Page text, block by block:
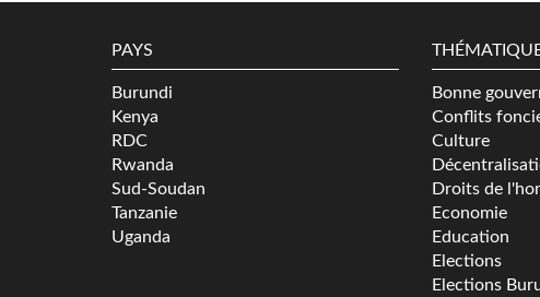
PAYS
Burundi
Kenya
RDC
Rwanda
Sud-Soudan
Tanzanie
Uganda
Bonne
Conflits
Culture
Droits de
Economie
Education
Elections
Elections